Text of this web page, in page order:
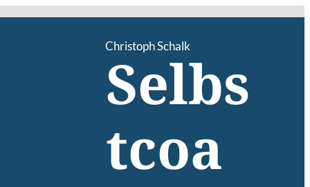
Christoph Schalk
Selbs
tcoa